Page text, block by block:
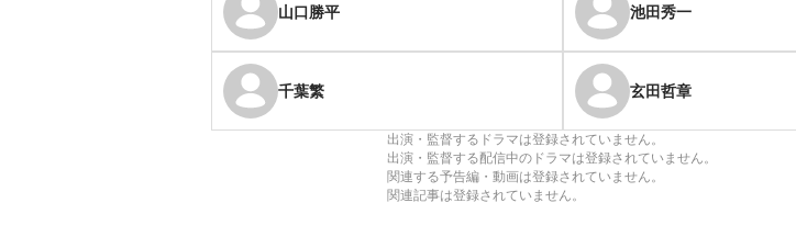
山口勝平 池田秀一
千葉繁 玄田哲章
出演・監督するドラマは登録されていません。
出演・監督する配信中のドラマは登録されていません。
関連する予告編・動画は登録されていません。
関連記事は登録されていません。